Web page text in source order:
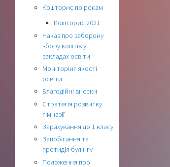
Кошторис по рокам
Кошторис 2021
Наказ про заборону
збору коштів у
закладах освіти
Моніторінг якості
освіти
Благодійні внески
Стратегія розвитку
гімназії
Зарахування до 1 класу
Запобігання та
протидія булінгу
Положення про